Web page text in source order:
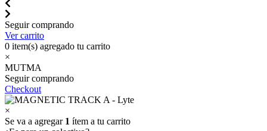
Seguir comprando
Ver carrito
0 item(s) agregado tu carrito
×
MUTMA
Seguir comprando
Checkout
×
Se va a agregar 1 ítem a tu carrito